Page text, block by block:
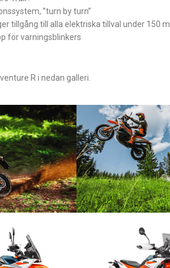
”turn by turn”
tillgång till alla elektriska tillval under 150
för varningsblinkers
R i nedan galleri.